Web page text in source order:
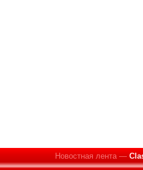
Новостная лента —